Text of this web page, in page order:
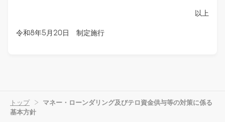
以上
令和8年5月20日 制定施行
トップ >
マネー・ローンダリング及びテロ資金供与等の対策に係る
基本方針